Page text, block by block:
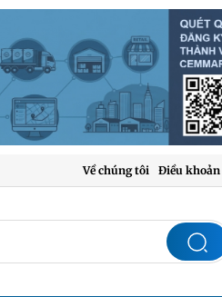
Về chúng tôi Điều khoản